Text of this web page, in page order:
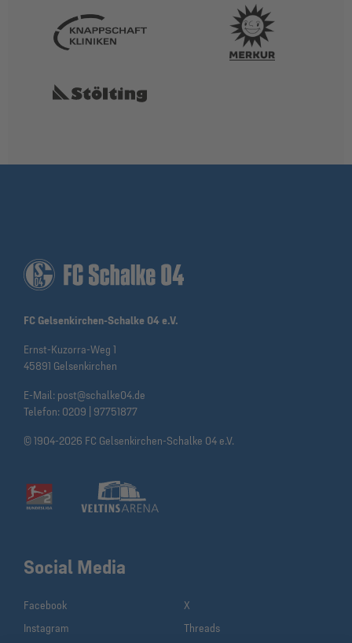
FC Gelsenkirchen-Schalke 04 e.V.
Ernst-Kuzorra-Weg 1
45891 Gelsenkirchen
E-Mail: post@schalke04.de
Telefon: 0209 | 97751877
© 1904-2026 FC Gelsenkirchen-Schalke 04 e.V.
Social Media
Facebook
X
Instagram
Threads